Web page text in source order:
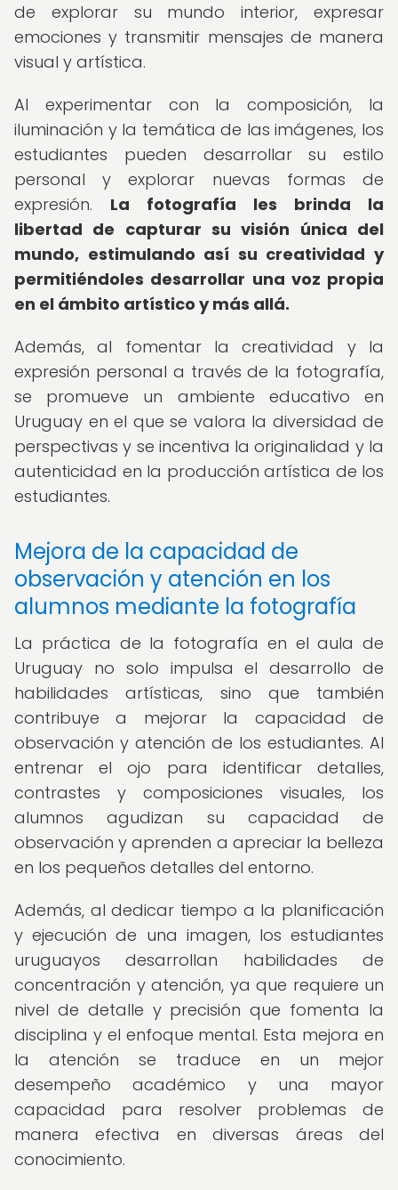
de explorar su mundo interior, expresar
emociones y transmitir mensajes de manera
visual y artística.
Al experimentar con la composición, la
iluminación y la temática de las imágenes, los
estudiantes pueden desarrollar su estilo
personal y explorar nuevas formas de
expresión. La fotografía les brinda la
libertad de capturar su visión única del
mundo, estimulando así su creatividad y
permitiéndoles desarrollar una voz propia
en el ámbito artístico y más allá.
Además, al fomentar la creatividad y la
expresión personal a través de la fotografía,
se promueve un ambiente educativo en
Uruguay en el que se valora la diversidad de
perspectivas y se incentiva la originalidad y la
autenticidad en la producción artística de los
estudiantes.
Mejora de la capacidad de
observación y atención en los
alumnos mediante la fotografía
La práctica de la fotografía en el aula de
Uruguay no solo impulsa el desarrollo de
habilidades artísticas, sino que también
contribuye a mejorar la capacidad de
observación y atención de los estudiantes. Al
entrenar el ojo para identificar detalles,
contrastes y composiciones visuales, los
alumnos agudizan su capacidad de
observación y aprenden a apreciar la belleza
en los pequeños detalles del entorno.
Además, al dedicar tiempo a la planificación
y ejecución de una imagen, los estudiantes
uruguayos desarrollan habilidades de
concentración y atención, ya que requiere un
nivel de detalle y precisión que fomenta la
disciplina y el enfoque mental. Esta mejora en
la atención se traduce en un mejor
desempeño académico y una mayor
capacidad para resolver problemas de
manera efectiva en diversas áreas del
conocimiento.